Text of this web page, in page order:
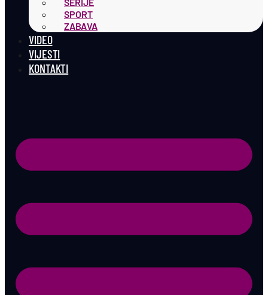
SPORT
ZABAVA
VIDEO
VIJESTI
KONTAKTI